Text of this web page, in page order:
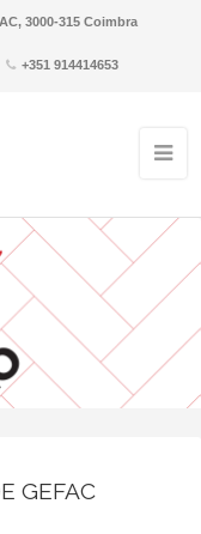
3000-315 Coimbra
+351 914414653
GEFAC